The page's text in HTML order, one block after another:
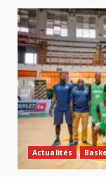
Actualités